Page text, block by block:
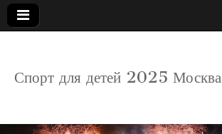
детский
Спорт для детей 2025 Москва